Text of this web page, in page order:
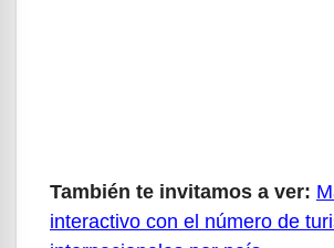
También te invitamos a ver:
interactivo con el número de